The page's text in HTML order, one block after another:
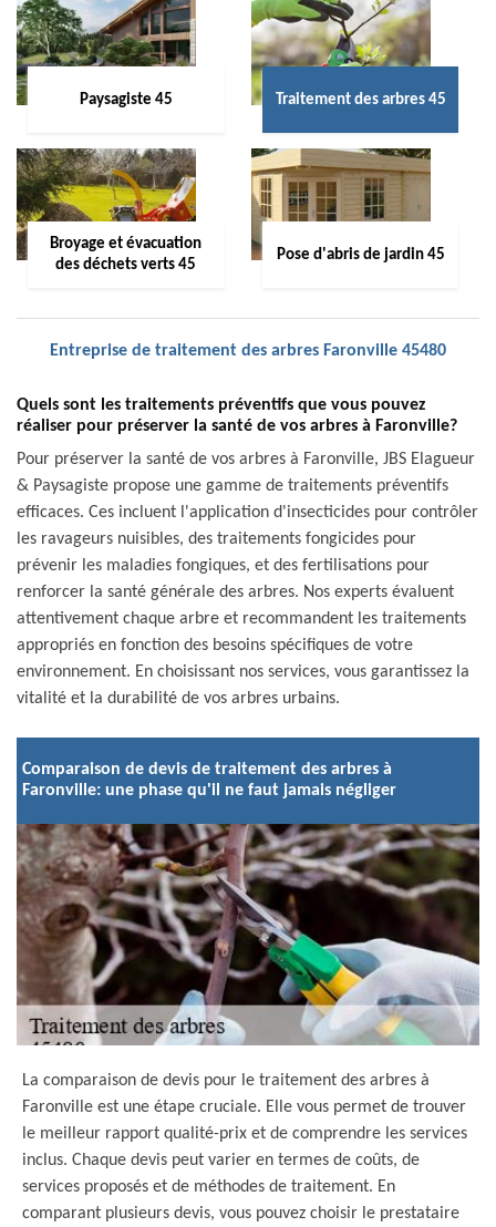
Paysagiste 45 Traitement des arbres 45
Broyage et évacuation
des déchets verts 45
Pose d'abris de jardin 45
Entreprise de traitement des arbres Faronville 45480
Quels sont les traitements préventifs que vous pouvez
réaliser pour préserver la santé de vos arbres à Faronville?
Pour préserver la santé de vos arbres à Faronville, JBS Elagueur
& Paysagiste propose une gamme de traitements préventifs
efficaces. Ces incluent l'application d'insecticides pour contrôler
les ravageurs nuisibles, des traitements fongicides pour
prévenir les maladies fongiques, et des fertilisations pour
renforcer la santé générale des arbres. Nos experts évaluent
attentivement chaque arbre et recommandent les traitements
appropriés en fonction des besoins spécifiques de votre
environnement. En choisissant nos services, vous garantissez la
vitalité et la durabilité de vos arbres urbains.
Comparaison de devis de traitement des arbres à
Faronville: une phase qu'il ne faut jamais négliger
La comparaison de devis pour le traitement des arbres à
Faronville est une étape cruciale. Elle vous permet de trouver
le meilleur rapport qualité-prix et de comprendre les services
inclus. Chaque devis peut varier en termes de coûts, de
services proposés et de méthodes de traitement. En
comparant plusieurs devis, vous pouvez choisir le prestataire